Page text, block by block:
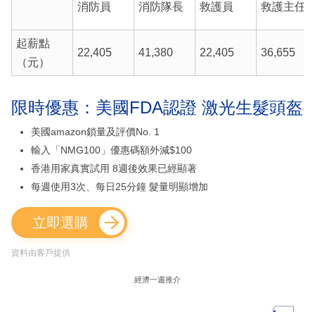
消防員 消防隊長 救護員 救護主任
起薪點
（元）
22,405 41,380 22,405 36,655
限時優惠：美國FDA認證 激光生髮頭盔
美國amazon鎖量及評價No. 1
輸入「NMG100」優惠碼額外減$100
香港用家真實試用 8週後效果已經顯著
每週使用3次、每日25分鐘 髮量明顯增加
立即選購
資料由客戶提供
經濟一週推介